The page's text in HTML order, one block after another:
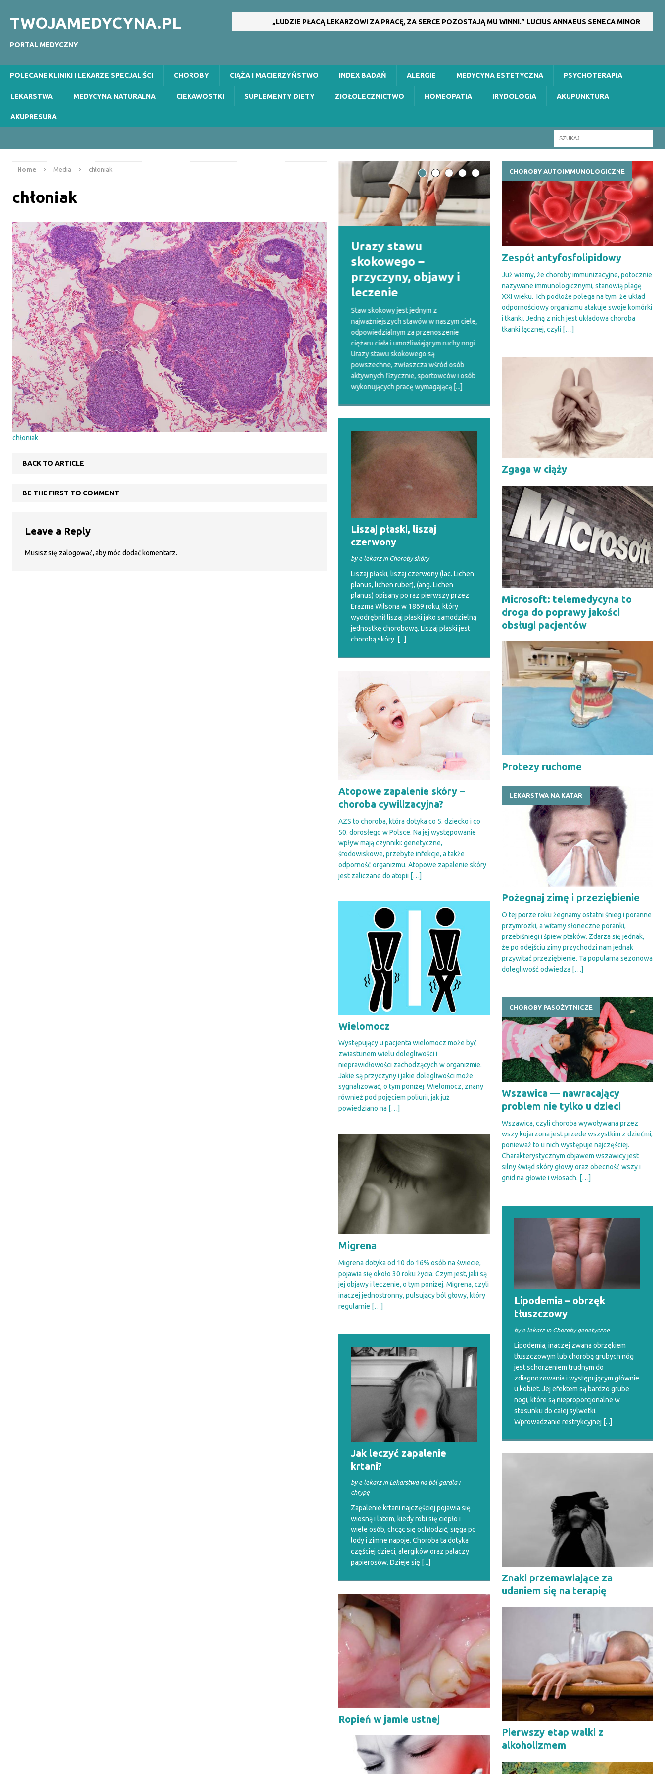
TWOJAMEDYCYNA.PL
PORTAL MEDYCZNY
„LUDZIE PŁACĄ LEKARZOWI ZA PRACĘ, ZA SERCE POZOSTAJĄ MU WINNI.” LUCIUS ANNAEUS SENECA MINOR
POLECANE KLINIKI I LEKARZE SPECJALIŚCI CHOROBY CIĄŻA I MACIERZYŃSTWO INDEX BADAŃ ALERGIE MEDYCYNA ESTETYCZNA PSYCHOTERAPIA
LEKARSTWA MEDYCYNA NATURALNA CIEKAWOSTKI SUPLEMENTY DIETY ZIOŁOLECZNICTWO HOMEOPATIA IRYDOLOGIA AKUPUNKTURA
AKUPRESURA
Home Media chłoniak
chłoniak
chłoniak
BACK TO ARTICLE
BE THE FIRST TO COMMENT
Leave a Reply
Musisz się zalogować, aby móc dodać komentarz.
Żywienie małego
dziecka na wakacjach
– 5 ważnych
wskazówek od
psychologa i pediatry
Wakacyjny wyjazd to czas beztroski i
odpoczynku dla całej rodziny, często to
także okazja do kulinarnych
eksperymentów, próbowania i
poznawania nowych smaków. Jednak, by
w pełni cieszyć się pięknymi chwilami na
urlopie, warto pamiętać o kilku[...]
Urazy stawu
skokowego –
przyczyny, objawy i
leczenie
Staw skokowy jest jednym z
najważniejszych stawów w naszym ciele,
odpowiedzialnym za przenoszenie
ciężaru ciała i umożliwiającym ruchy nogi.
Urazy stawu skokowego są
powszechne, zwłaszcza wśród osób
aktywnych fizycznie, sportowców i osób
wykonujących pracę wymagającą [...]
Agorafobia – jak
sobie radzić z lękiem
przed przestrzenią i
tłumem?
Każde wyjście z domu i przebywanie w
miejscach publicznych to dla nich
ogromny stres. Boją się podróżować nie
Liszaj płaski, liszaj
czerwony
by e lekarz in Choroby skóry
Liszaj płaski, liszaj czerwony (lac. Lichen
planus, lichen ruber), (ang. Lichen
planus) opisany po raz pierwszy przez
Erazma Wilsona w 1869 roku, który
wyodrębnił liszaj płaski jako samodzielną
jednostkę chorobową. Liszaj płaski jest
chorobą skóry. [...]
Atopowe zapalenie skóry –
choroba cywilizacyjna?
AZS to choroba, która dotyka co 5. dziecko i co
50. dorosłego w Polsce. Na jej występowanie
wpływ mają czynniki: genetyczne,
środowiskowe, przebyte infekcje, a także
odporność organizmu. Atopowe zapalenie skóry
jest zaliczane do atopii […]
Wielomocz
Występujący u pacjenta wielomocz może być
zwiastunem wielu dolegliwości i
nieprawidłowości zachodzących w organizmie.
Jakie są przyczyny i jakie dolegliwości może
sygnalizować, o tym poniżej. Wielomocz, znany
również pod pojęciem poliurii, jak już
powiedziano na […]
Migrena
Migrena dotyka od 10 do 16% osób na świecie,
pojawia się około 30 roku życia. Czym jest, jaki są
jej objawy i leczenie, o tym poniżej. Migrena, czyli
inaczej jednostronny, pulsujący ból głowy, który
regularnie […]
Jak leczyć zapalenie
krtani?
by e lekarz in Lekarstwa na ból gardla i
chrypę
Zapalenie krtani najczęściej pojawia się
wiosną i latem, kiedy robi się ciepło i
wiele osób, chcąc się ochłodzić, sięga po
lody i zimne napoje. Choroba ta dotyka
częściej dzieci, alergików oraz palaczy
papierosów. Dzieje się [...]
Ropień w jamie ustnej
CHOROBY AUTOIMMUNOLOGICZNE
Zespół antyfosfolipidowy
Już wiemy, że choroby immunizacyjne, potocznie
nazywane immunologicznymi, stanowią plagę
XXI wieku. Ich podłoże polega na tym, że układ
odpornościowy organizmu atakuje swoje komórki
i tkanki. Jedną z nich jest układowa choroba
tkanki łącznej, czyli […]
Zgaga w ciąży
Microsoft: telemedycyna to
droga do poprawy jakości
obsługi pacjentów
Protezy ruchome
LEKARSTWA NA KATAR
Pożegnaj zimę i przeziębienie
O tej porze roku żegnamy ostatni śnieg i poranne
przymrozki, a witamy słoneczne poranki,
przebiśniegi i śpiew ptaków. Zdarza się jednak,
że po odejściu zimy przychodzi nam jednak
przywitać przeziębienie. Ta popularna sezonowa
dolegliwość odwiedza […]
CHOROBY PASOŻYTNICZE
Wszawica — nawracający
problem nie tylko u dzieci
Wszawica, czyli choroba wywoływana przez
wszy kojarzona jest przede wszystkim z dziećmi,
ponieważ to u nich występuje najczęściej.
Charakterystycznym objawem wszawicy jest
silny świąd skóry głowy oraz obecność wszy i
gnid na głowie i włosach. […]
Lipodemia – obrzęk
tłuszczowy
by e lekarz in Choroby genetyczne
Lipodemia, inaczej zwana obrzękiem
tłuszczowym lub chorobą grubych nóg
jest schorzeniem trudnym do
zdiagnozowania i występującym głównie
u kobiet. Jej efektem są bardzo grube
nogi, które są nieproporcjonalne w
stosunku do całej sylwetki.
Wprowadzanie restrykcyjnej [...]
Znaki przemawiające za
udaniem się na terapię
Pierwszy etap walki z
alkoholizmem